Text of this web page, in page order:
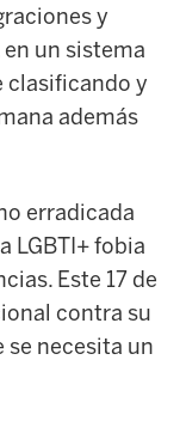
y
un sistema
clasificando y
además
erradicada
LGBTI+ fobia
Este 17 de
contra su
se necesita un